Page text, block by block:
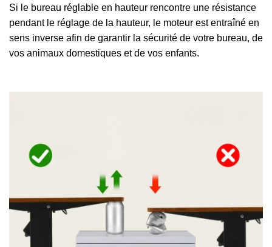
Si le bureau réglable en hauteur rencontre une résistance
pendant le réglage de la hauteur, le moteur est entraîné en
sens inverse afin de garantir la sécurité de votre bureau, de
vos animaux domestiques et de vos enfants.